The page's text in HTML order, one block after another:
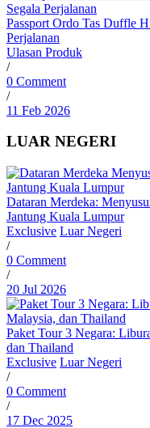
Passport Ordo Tas Duffle
Perjalanan
Ulasan Produk
/
0 Comment
/
11 Feb 2026
LUAR NEGERI
Dataran Merdeka:
Jantung Kuala Lumpur
Exclusive Luar Negeri
/
0 Comment
/
20 Jul 2026
Paket Tour 3 Negara:
dan Thailand
Exclusive Luar Negeri
/
0 Comment
/
17 Dec 2025